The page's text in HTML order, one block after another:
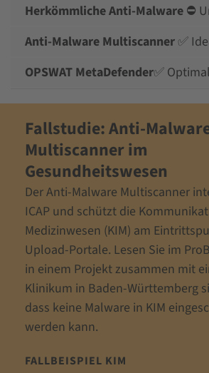
⛔
✅
✅ Optimal
Fallstudie: Anti-
Multiscanner im
Gesundheitswesen
Der Anti-Malware Multiscanner
ICAP und schützt die
Medizinwesen (KIM) am
Upload-Portale. Lesen Sie im
in einem Projekt zusammen mit
Klinikum in Baden-Württemberg
dass keine Malware in KIM
werden kann.
FALLBEISPIEL KIM